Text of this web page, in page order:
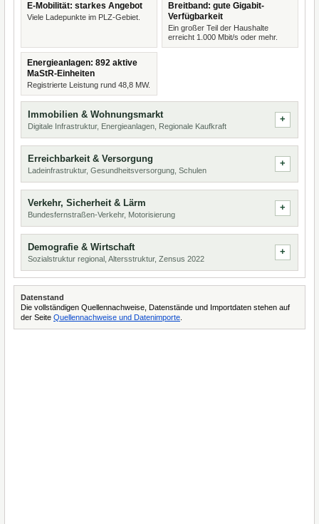
E-Mobilität: starkes Angebot
Viele Ladepunkte im PLZ-Gebiet.
Breitband: gute Gigabit-
Verfügbarkeit
Ein großer Teil der Haushalte
erreicht 1.000 Mbit/s oder mehr.
Energieanlagen: 892 aktive
MaStR-Einheiten
Registrierte Leistung rund 48,8 MW.
Immobilien & Wohnungsmarkt
Digitale Infrastruktur, Energieanlagen, Regionale Kaufkraft
Erreichbarkeit & Versorgung
Ladeinfrastruktur, Gesundheitsversorgung, Schulen
Verkehr, Sicherheit & Lärm
Bundesfernstraßen-Verkehr, Motorisierung
Demografie & Wirtschaft
Sozialstruktur regional, Altersstruktur, Zensus 2022
Datenstand
Die vollständigen Quellennachweise, Datenstände und Importdaten stehen auf
der Seite Quellennachweise und Datenimporte